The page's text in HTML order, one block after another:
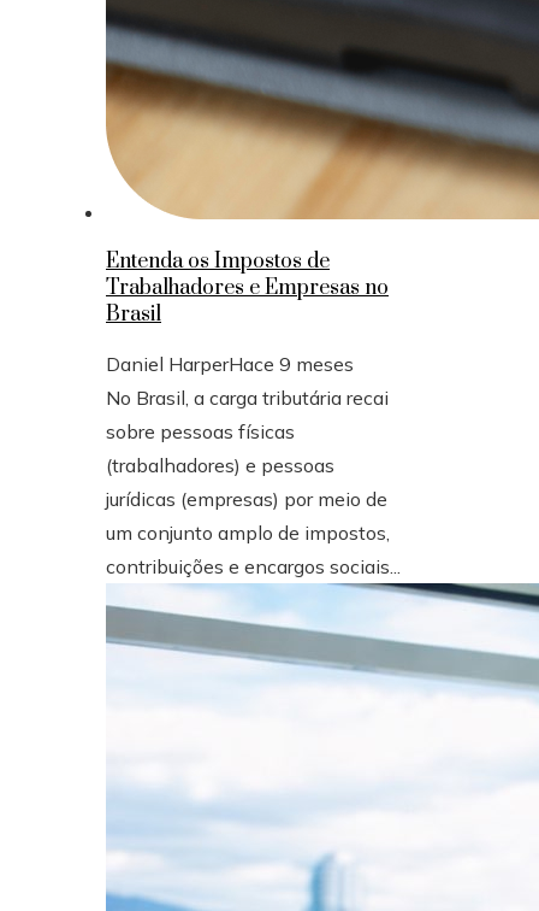
Entenda os Impostos de
Trabalhadores e Empresas no
Brasil
Daniel HarperHace 9 meses
No Brasil, a carga tributária recai
sobre pessoas físicas
(trabalhadores) e pessoas
jurídicas (empresas) por meio de
um conjunto amplo de impostos,
contribuições e encargos sociais...